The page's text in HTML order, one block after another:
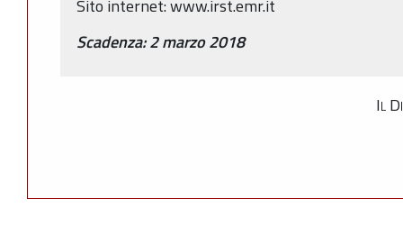
Sito internet: www.irst.emr.it
Scadenza: 2 marzo 2018
Il